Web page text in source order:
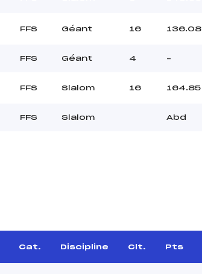
FFS Géant 16 136.08
FFS Géant 4 –
FFS Slalom 16 164.85
FFS Slalom Abd
Cat. Discipline Clt. Pts